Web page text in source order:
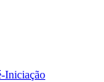
Iniciação